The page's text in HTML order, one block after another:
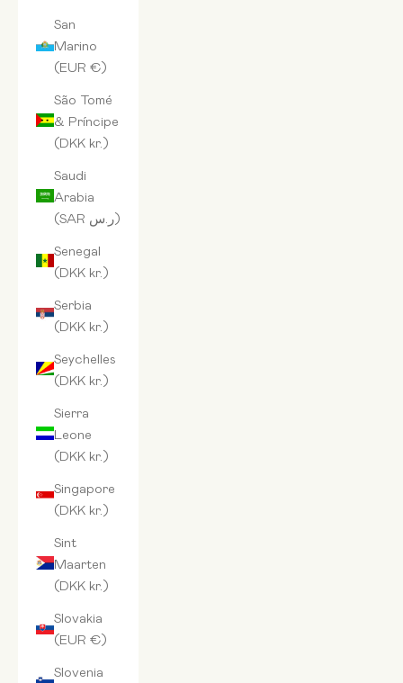
San
Marino
(EUR €)
São Tomé
& Príncipe
(DKK kr.)
Saudi
Arabia
(SAR ر.س)
Senegal
(DKK kr.)
Serbia
(DKK kr.)
Seychelles
(DKK kr.)
Sierra
Leone
(DKK kr.)
Singapore
(DKK kr.)
Sint
Maarten
(DKK kr.)
Slovakia
(EUR €)
Slovenia